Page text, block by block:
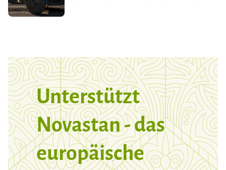
Unterstützt
Novastan - das
europäische